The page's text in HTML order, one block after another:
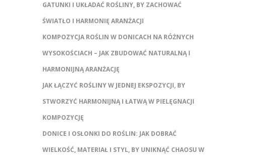
GATUNKI I UKŁADAĆ ROŚLINY, BY ZACHOWAĆ
ŚWIATŁO I HARMONIĘ ARANŻACJI
KOMPOZYCJA ROŚLIN W DONICACH NA RÓŻNYCH
WYSOKOŚCIACH – JAK ZBUDOWAĆ NATURALNĄ I
HARMONIJNĄ ARANŻACJĘ
JAK ŁĄCZYĆ ROŚLINY W JEDNEJ EKSPOZYCJI, BY
STWORZYĆ HARMONIJNĄ I ŁATWĄ W PIELĘGNACJI
KOMPOZYCJĘ
DONICE I OSŁONKI DO ROŚLIN: JAK DOBRAĆ
WIELKOŚĆ, MATERIAŁ I STYL, BY UNIKNĄĆ CHAOSU W